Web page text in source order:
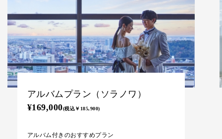
データプラン（ソラノワ）
¥139,000(税込￥152,900)
全データ付きのおすすめプラン